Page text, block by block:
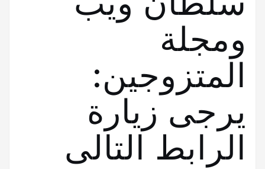
ومجلة
المتزوجين:
يرجى زيارة
الرابط التالى